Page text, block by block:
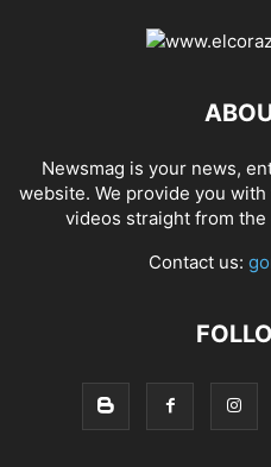
Newsmag is your news,
website. We provide you
videos straight from
Contact us: